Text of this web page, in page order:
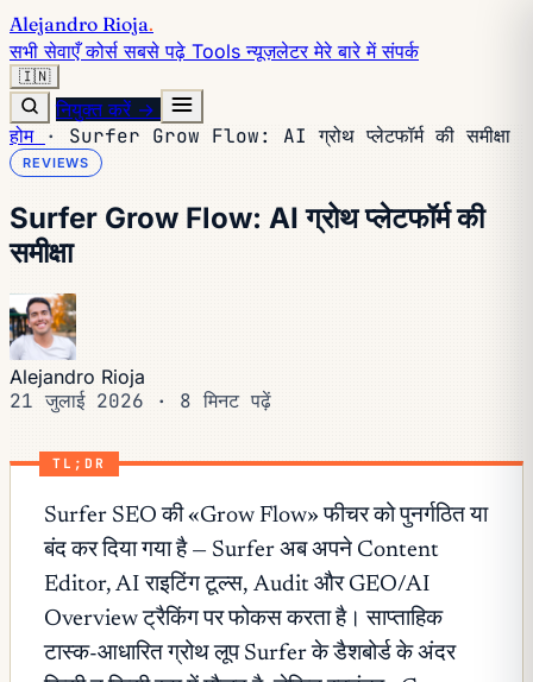
Alejandro Rioja.
सभी सेवाएँकोर्ससबसे पढ़े Toolsन्यूज़लेटरमेरे बारे मेंसंपर्क
🇮🇳
नियुक्त करें →
होम · Surfer Grow Flow: AI ग्रोथ प्लेटफॉर्म की समीक्षा
REVIEWS
Surfer Grow Flow: AI ग्रोथ प्लेटफॉर्म की
समीक्षा
Alejandro Rioja
21 जुलाई 2026 · 8 मिनट पढ़ें
TL;DR
Surfer SEO की «Grow Flow» फीचर को पुनर्गठित या
बंद कर दिया गया है — Surfer अब अपने Content
Editor, AI राइटिंग टूल्स, Audit और GEO/AI
Overview ट्रैकिंग पर फोकस करता है। साप्ताहिक
टास्क-आधारित ग्रोथ लूप Surfer के डैशबोर्ड के अंदर